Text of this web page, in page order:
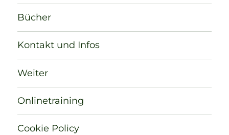
Bücher
Kontakt und Infos
Weiter
Onlinetraining
Cookie Policy